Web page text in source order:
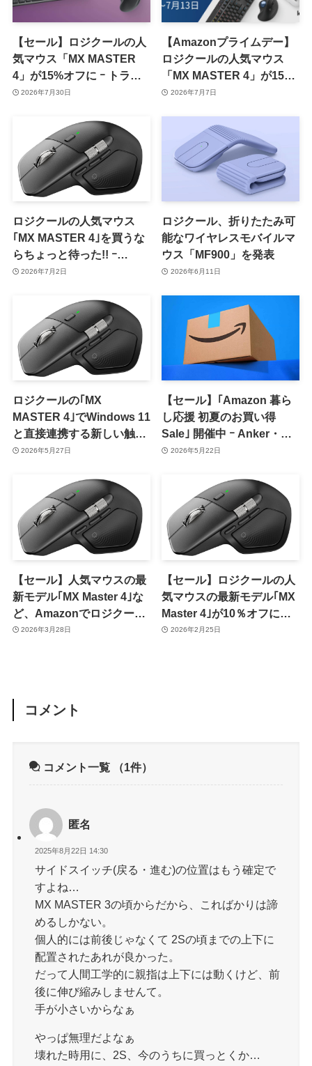
【セール】ロジクールの人
気マウス「MX MASTER
4」が15%オフに ｰ トラッ
クボールマウスやキーボー
2026年7月30日
【Amazonプライムデー】
ロジクールの人気マウス
「MX MASTER 4」が15%
オフに ｰ トラックボールマ
2026年7月7日
ロジクールの人気マウス
｢MX MASTER 4｣を買うな
らちょっと待った!! ｰ
｢Amazon プライムデー｣の
2026年7月2日
ロジクール、折りたたみ可
能なワイヤレスモバイルマ
ウス「MF900」を発表
2026年6月11日
ロジクールの｢MX
MASTER 4｣でWindows 11
と直接連携する新しい触覚
フィードバック機能が利用
2026年5月27日
【セール】｢Amazon 暮ら
し応援 初夏のお買い得
Sale｣ 開催中 ｰ Anker・
SwitchBot・ロジクール・
セール対象に
2026年5月22日
【セール】人気マウスの最
新モデル｢MX Master 4｣な
ど、Amazonでロジクール
製品のセールが開催中
2026年3月28日
【セール】ロジクールの人
気マウスの最新モデル｢MX
Master 4｣が10％オフに｜
Amazonでロジクール製品
2026年2月25日
コメント
コメント一覧 （1件）
匿名
2025年8月22日 14:30
サイドスイッチ(戻る・進む)の位置はもう確定で
すよね…
MX MASTER 3の頃からだから、こればかりは諦
めるしかない。
個人的には前後じゃなくて 2Sの頃までの上下に
配置されたあれが良かった。
だって人間工学的に親指は上下には動くけど、前
後に伸び縮みしませんて。
手が小さいからなぁ
やっぱ無理だよなぁ
壊れた時用に、2S、今のうちに買っとくか…